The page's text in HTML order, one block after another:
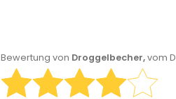
Bewertung von Droggelbecher,vom